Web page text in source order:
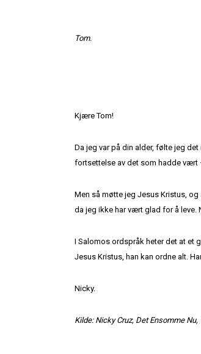
Tom.
Kjære Tom!
Da jeg var på din alder, følte jeg
fortsettelse av det som hadde vært
Men så møtte jeg Jesus Kristus,
da jeg ikke har vært glad for å leve.
I Salomos ordspråk heter det at et
Jesus Kristus, han kan ordne alt.
Nicky.
Kilde: Nicky Cruz, Det Ensomme